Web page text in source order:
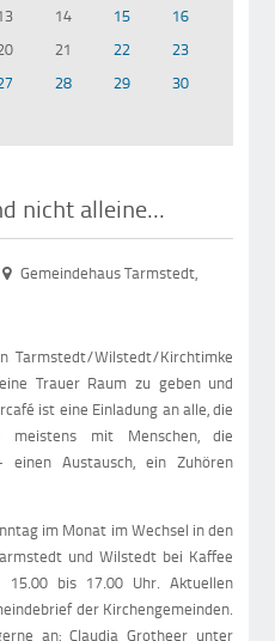
14 15
16
21 22
23
28 29
30
nicht alleine...
Gemeindehaus Tarmstedt,
Tarmstedt/Wilstedt/Kirchtimke
Trauer Raum zu geben und
ist eine Einladung an alle, die
meistens mit Menschen, die
Austausch, ein Zuhören
im Monat im Wechsel in den
und Wilstedt bei Kaffee
bis 17.00 Uhr. Aktuellen
der Kirchengemeinden.
an: Claudia Grotheer unter